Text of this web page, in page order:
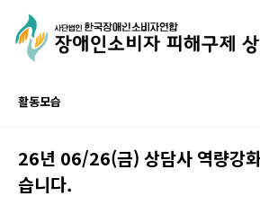
활동모습
26년 06/26(금) 상담사 역량강
습니다.